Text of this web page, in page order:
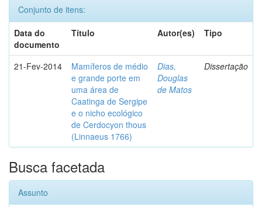
Conjunto de itens:
Data do
documento
Título Autor(es) Tipo
21-Fev-2014
Mamíferos de médio
e grande porte em
uma área de
Caatinga de Sergipe
e o nicho ecológico
de Cerdocyon thous
(Linnaeus 1766)
Dias,
Douglas
de Matos
Dissertação
Busca facetada
Assunto